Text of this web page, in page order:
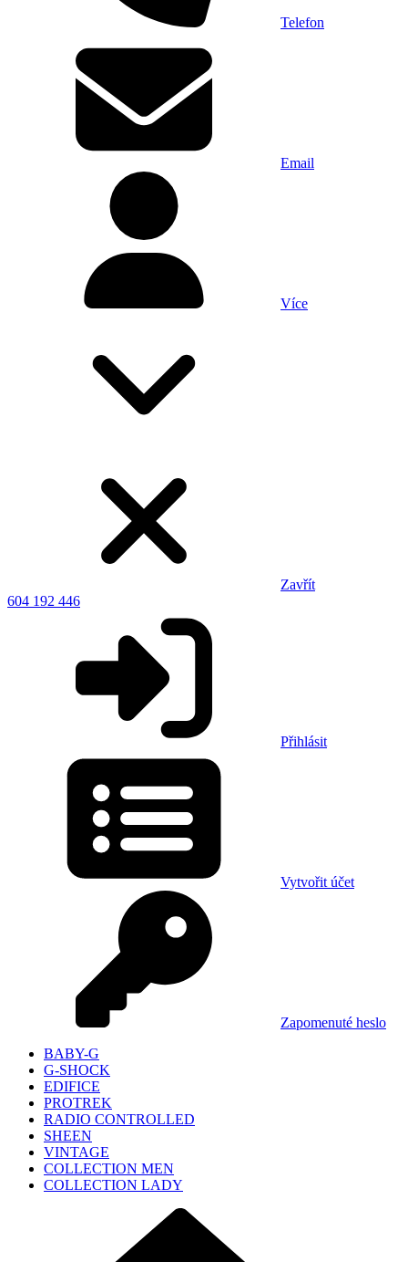
Telefon
Email
Více
Zavřít
604 192 446
Přihlásit
Vytvořit účet
Zapomenuté heslo
BABY-G
G-SHOCK
EDIFICE
PROTREK
RADIO CONTROLLED
SHEEN
VINTAGE
COLLECTION MEN
COLLECTION LADY